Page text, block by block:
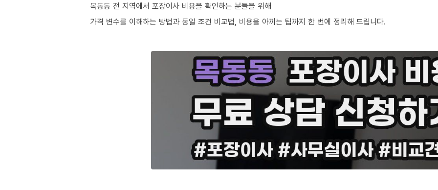
목동동 전 지역에서 포장이사 비용을 확인하는 분들을 위해
가격 변수를 이해하는 방법과 동일 조건 비교법, 비용을 아끼는 팁까지 한 번에 정리해 드립니다.